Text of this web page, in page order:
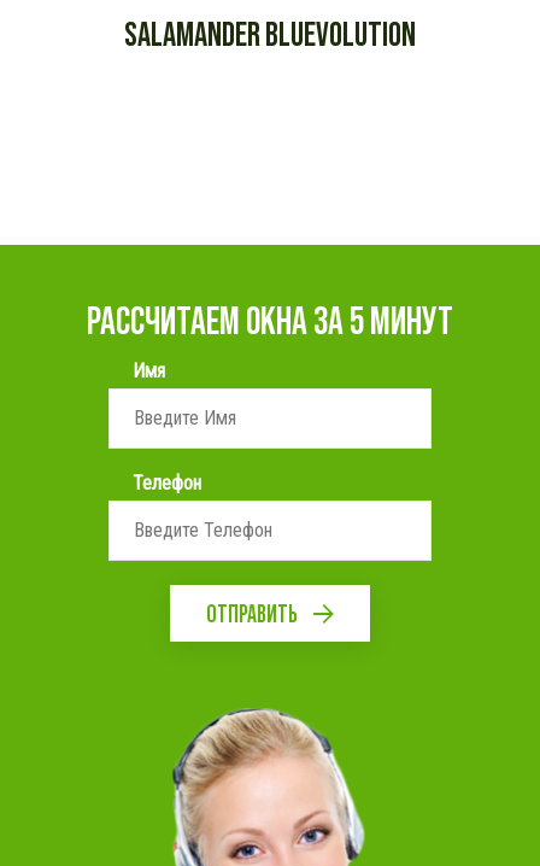
SALAMANDER BLUEVOLUTION
РАССЧИТАЕМ ОКНА ЗА 5 МИНУТ
Имя
Телефон
ОТПРАВИТЬ